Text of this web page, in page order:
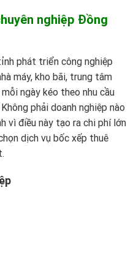
nghiệp Đồng
phát triển công nghiệp
máy, kho bãi, trung tâm
ngày kéo theo nhu cầu
phải doanh nghiệp nào
vì điều này tạo ra chi phí lớn
dịch vụ bốc xếp thuê